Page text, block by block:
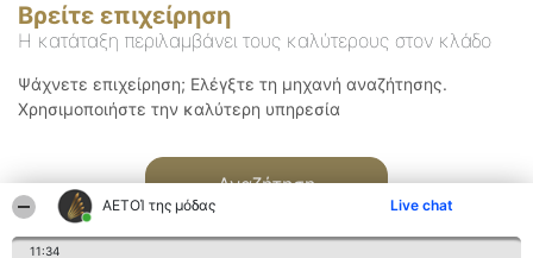
ΑΕΤΟΊ της μόδας Live chat
11:34
Βρείτε επιχείρηση
Η κατάταξη περιλαμβάνει τους καλύτερους στον κλάδο
Ψάχνετε επιχείρηση; Ελέγξτε τη μηχανή αναζήτησης.
Χρησιμοποιήστε την καλύτερη υπηρεσία
Αναζήτηση